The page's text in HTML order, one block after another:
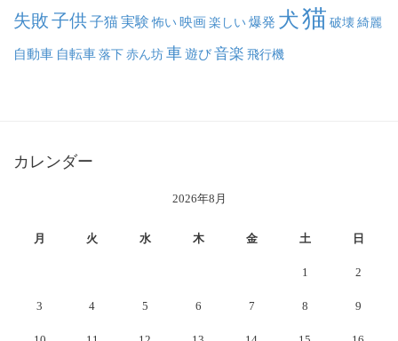
失敗子供子猫実験 怖い映画楽しい爆発 犬猫 破壊綺麗
自動車 自転車落下赤ん坊車遊び音楽 飛行機
カレンダー
2026年8月
月 火 水 木 金 土 日
1 2
3 4 5 6 7 8 9